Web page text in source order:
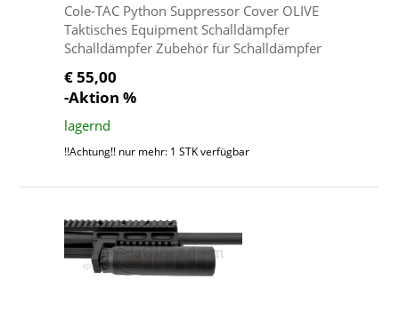
Cole-TAC Python Suppressor Cover OLIVE
Taktisches Equipment Schalldämpfer
Schalldämpfer Zubehör für Schalldämpfer
€ 55,00
-Aktion %
lagernd
!!Achtung!! nur mehr: 1 STK verfügbar